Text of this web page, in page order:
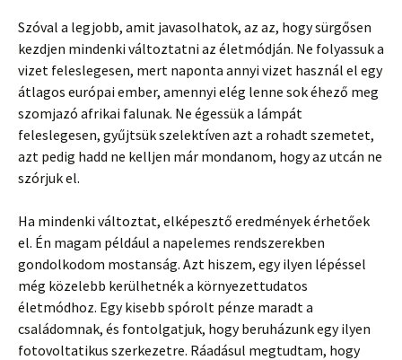
Szóval a legjobb, amit javasolhatok, az az, hogy sürgősen
kezdjen mindenki változtatni az életmódján. Ne folyassuk a
vizet feleslegesen, mert naponta annyi vizet használ el egy
átlagos európai ember, amennyi elég lenne sok éhező meg
szomjazó afrikai falunak. Ne égessük a lámpát
feleslegesen, gyűjtsük szelektíven azt a rohadt szemetet,
azt pedig hadd ne kelljen már mondanom, hogy az utcán ne
szórjuk el.
Ha mindenki változtat, elképesztő eredmények érhetőek
el. Én magam például a napelemes rendszerekben
gondolkodom mostanság. Azt hiszem, egy ilyen lépéssel
még közelebb kerülhetnék a környezettudatos
életmódhoz. Egy kisebb spórolt pénze maradt a
családomnak, és fontolgatjuk, hogy beruházunk egy ilyen
fotovoltatikus szerkezetre. Ráadásul megtudtam, hogy